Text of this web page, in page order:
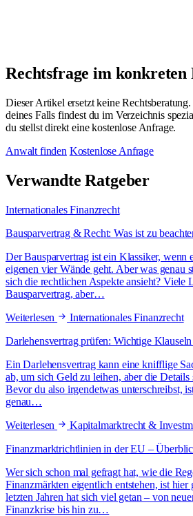
Rechtsfrage im konkreten
Dieser Artikel ersetzt keine
deines Falls findest du im Verzeichnis
du stellst direkt eine kostenlose Anfrage.
Anwalt finden Kostenlose Anfrage
Verwandte Ratgeber
Internationales Finanzrecht
Bausparvertrag & Recht: Was ist zu
Der Bausparvertrag ist ein Klassiker, wenn
eigenen vier Wände geht. Aber was genau
sich die rechtlichen Aspekte ansieht? Viele
Bausparvertrag, aber…
Weiterlesen
Internationales Finanzrecht
Darlehensvertrag prüfen: Wichtige
Ein Darlehensvertrag kann eine knifflige
ab, um sich Geld zu leihen, aber die
Bevor du also irgendetwas unterschreibst,
genau…
Weiterlesen
Kapitalmarktrecht &
Finanzmarktrichtlinien in der EU –
Wer sich schon mal gefragt hat, wie die
Finanzmärkten eigentlich entstehen, ist hier
letzten Jahren hat sich viel getan – von
Finanzkrise bis hin zu…